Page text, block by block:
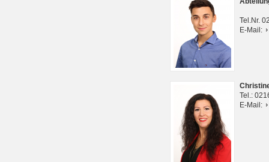
Tel.Nr.
E-Mail:
Tel.:
E-Mail: